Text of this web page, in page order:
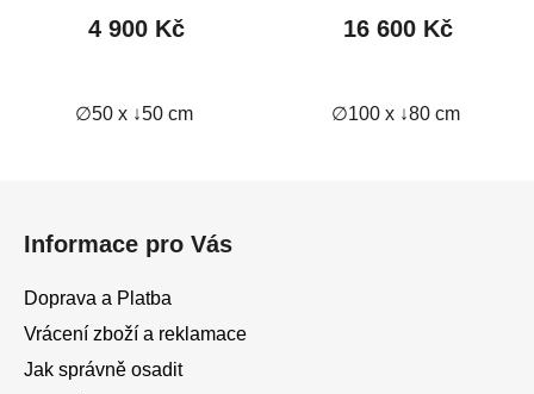
4 900 Kč
∅50 x ↓50 cm
16 600 Kč
∅100 x ↓80 cm
Informace pro Vás
Doprava a Platba
Vrácení zboží a reklamace
Jak správně osadit